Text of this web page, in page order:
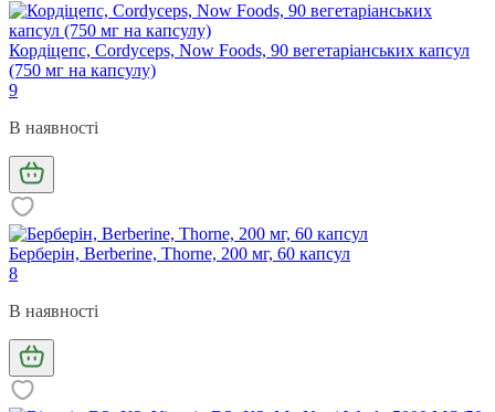
Кордіцепс, Cordyceps, Now Foods, 90 вегетаріанських капсул
(750 мг на капсулу)
9
В наявності
Берберін, Berberine, Thorne, 200 мг, 60 капсул
8
В наявності